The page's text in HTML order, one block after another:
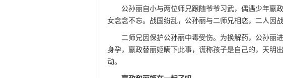
公孙丽自小与两位师兄跟随爷爷习武，偶遇少年嬴
女念念不忘。战国纷乱，公孙丽与二师兄相恋，二人因
二师兄因保护公孙丽中毒受伤。为换解药，公孙丽
身孕，嬴政替丽姬瞒下此事，谎称孩子是自己的，天明
动。